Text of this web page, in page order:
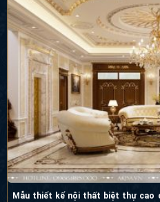
Mẫu thiết kế nội thất biệt thự cao